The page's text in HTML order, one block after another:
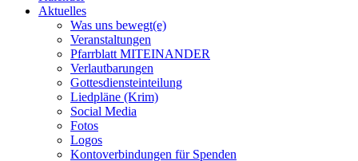
Aktuelles
Was uns bewegt(e)
Veranstaltungen
Pfarrblatt MITEINANDER
Verlautbarungen
Gottesdiensteinteilung
Liedpläne (Krim)
Social Media
Fotos
Logos
Kontoverbindungen für Spenden